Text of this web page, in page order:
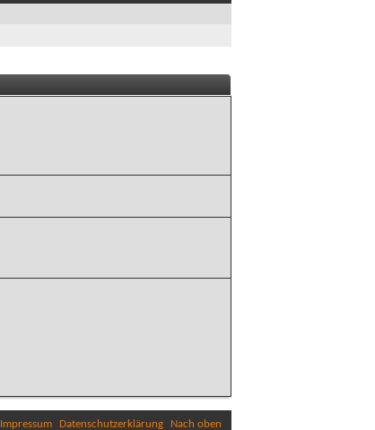
Impressum Datenschutzerklärung Nach oben